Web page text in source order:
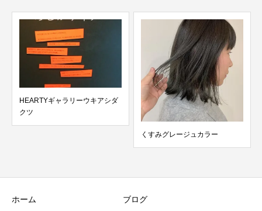
HEARTYギャラリーウキアシダ
クツ
くすみグレージュカラー
ホーム
ブログ